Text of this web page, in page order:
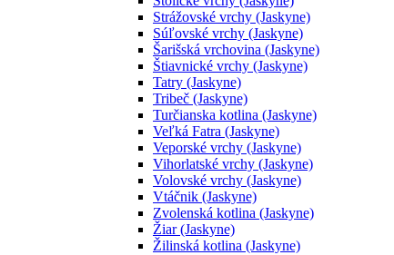
Strážovské vrchy (Jaskyne)
Súľovské vrchy (Jaskyne)
Šarišská vrchovina (Jaskyne)
Štiavnické vrchy (Jaskyne)
Tatry (Jaskyne)
Tribeč (Jaskyne)
Turčianska kotlina (Jaskyne)
Veľká Fatra (Jaskyne)
Veporské vrchy (Jaskyne)
Vihorlatské vrchy (Jaskyne)
Volovské vrchy (Jaskyne)
Vtáčnik (Jaskyne)
Zvolenská kotlina (Jaskyne)
Žiar (Jaskyne)
Žilinská kotlina (Jaskyne)